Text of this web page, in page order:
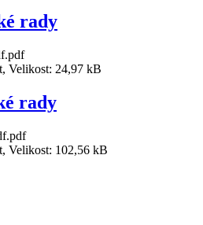
rady
Velikost: 24,97 kB
rady
Velikost: 102,56 kB